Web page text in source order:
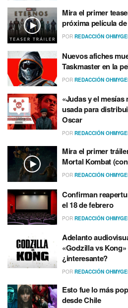
Mira el primer
próxima película
POR REDACCIÓN
Nuevos afiches
Taskmaster en la
POR REDACCIÓN
«Judas y el mesías
usada para
Oscar
POR REDACCIÓN
Mira el primer
Mortal Kombat
POR REDACCIÓN
Confirman
el 18 de febrero
POR REDACCIÓN
Adelanto
«Godzilla vs
¿interesante?
POR REDACCIÓN
Esto fue lo más
desde Chile